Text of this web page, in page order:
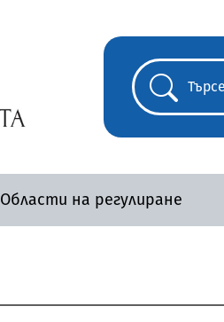
Области на регулиране